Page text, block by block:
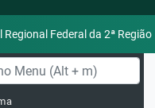
Regional Federal da 2ª Região